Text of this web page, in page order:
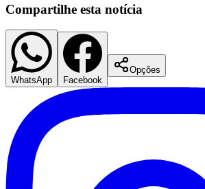
Coritiba
Compartilhe esta notícia
WhatsApp Facebook
Opções